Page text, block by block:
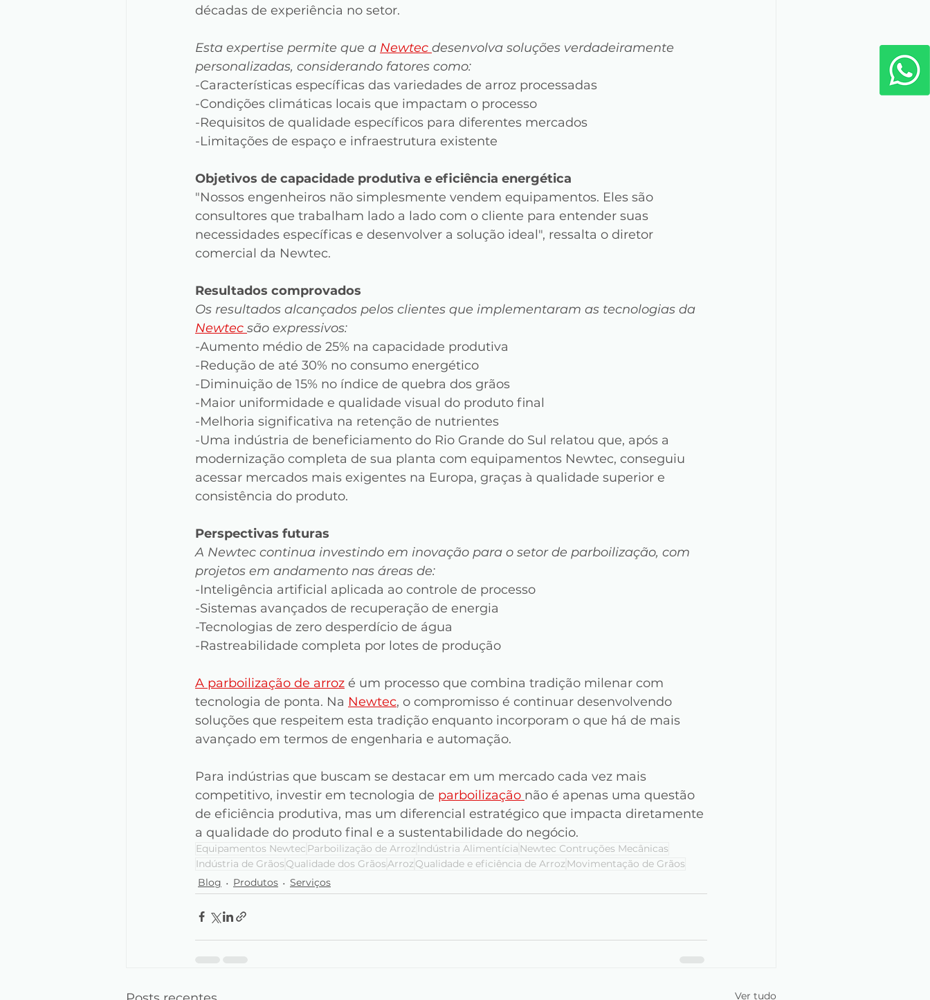
décadas de experiência no setor.
Esta expertise permite que a Newtec desenvolva soluções verdadeiramente
personalizadas, considerando fatores como:
-Características específicas das variedades de arroz processadas
-Condições climáticas locais que impactam o processo
-Requisitos de qualidade específicos para diferentes mercados
-Limitações de espaço e infraestrutura existente
Objetivos de capacidade produtiva e eficiência energética
"Nossos engenheiros não simplesmente vendem equipamentos. Eles são
consultores que trabalham lado a lado com o cliente para entender suas
necessidades específicas e desenvolver a solução ideal", ressalta o diretor
comercial da Newtec.
Resultados comprovados
Os resultados alcançados pelos clientes que implementaram as tecnologias da
Newtec são expressivos:
-Aumento médio de 25% na capacidade produtiva
-Redução de até 30% no consumo energético
-Diminuição de 15% no índice de quebra dos grãos
-Maior uniformidade e qualidade visual do produto final
-Melhoria significativa na retenção de nutrientes
-Uma indústria de beneficiamento do Rio Grande do Sul relatou que, após a
modernização completa de sua planta com equipamentos Newtec, conseguiu
acessar mercados mais exigentes na Europa, graças à qualidade superior e
consistência do produto.
Perspectivas futuras
A Newtec continua investindo em inovação para o setor de parboilização, com
projetos em andamento nas áreas de:
-Inteligência artificial aplicada ao controle de processo
-Sistemas avançados de recuperação de energia
-Tecnologias de zero desperdício de água
-Rastreabilidade completa por lotes de produção
A parboilização de arroz é um processo que combina tradição milenar com
tecnologia de ponta. Na Newtec, o compromisso é continuar desenvolvendo
soluções que respeitem esta tradição enquanto incorporam o que há de mais
avançado em termos de engenharia e automação.
Para indústrias que buscam se destacar em um mercado cada vez mais
competitivo, investir em tecnologia de parboilização não é apenas uma questão
de eficiência produtiva, mas um diferencial estratégico que impacta diretamente
a qualidade do produto final e a sustentabilidade do negócio.
Equipamentos Newtec Parboilização de ArrozIndústria Alimentícia Newtec Contruções Mecânicas
Indústria de Grãos Qualidade dos GrãosArrozQualidade e eficiência de ArrozMovimentação de Grãos
Blog
Produtos Serviços
Ver tudo